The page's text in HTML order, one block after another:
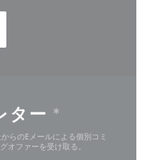
ター *
らのEメールによる個別コミ
オファーを受け取る。